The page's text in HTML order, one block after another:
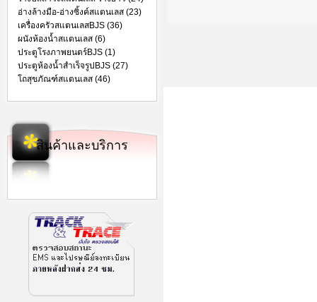
อ่างล้างมือ-อ่างซิ้งค์สแตนเลส (23)
เครื่องครัวสแตนเลสBJS (36)
ผนังห้องน้ำสแตนเลส (6)
ประตูโรงภาพยนตร์BJS (1)
ประตูห้องน้ำสำเร็จรูปBJS (27)
โถสุขภัณฑ์สแตนเลส (46)
สินค้าและบริการ